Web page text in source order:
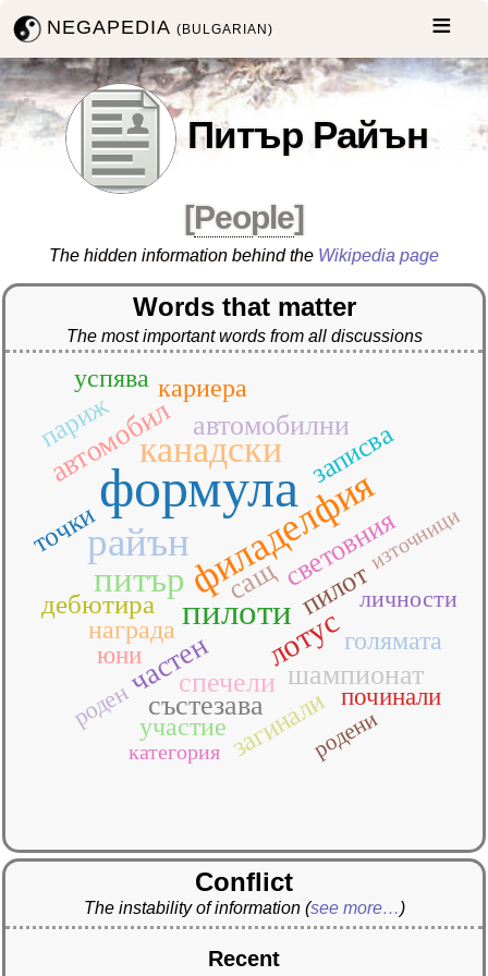
NEGAPEDIA(BULGARIAN)
Питър Райън
[People]
The hidden information behind the Wikipedia page
Words that matter
The most important words from all discussions
формула
райънфиладелфия
канадски
пилоти
питър
лотус
автомобил
частен
автомобилни
пилот
сащсветовния
спечели
състезава
шампионат
дебютира
загинали
записва
париж
точки
голямата
кариера
награда
успява
участие
починали
юни
личности
роден
родени
източници
категория
Conflict
The instability of information (see more…)
Recent